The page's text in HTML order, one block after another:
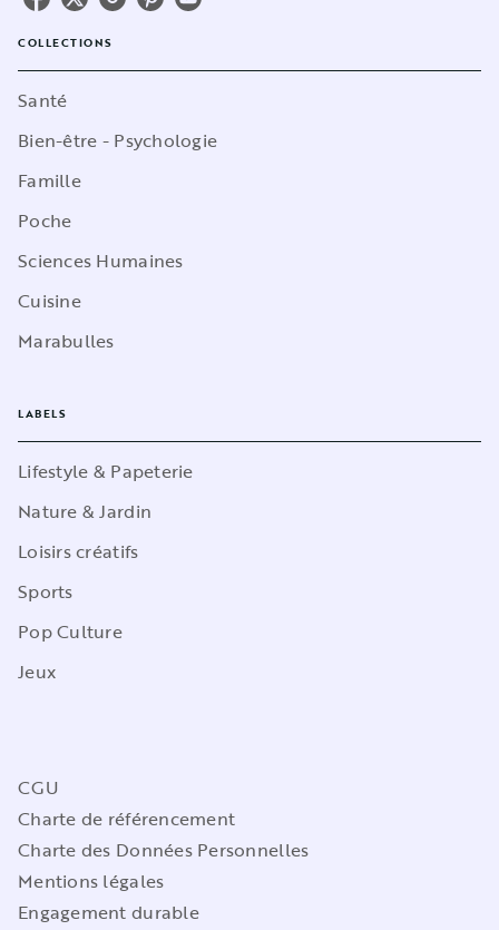
COLLECTIONS
Santé
Bien-être - Psychologie
Famille
Poche
Sciences Humaines
Cuisine
Marabulles
LABELS
Lifestyle & Papeterie
Nature & Jardin
Loisirs créatifs
Sports
Pop Culture
Jeux
CGU
Charte de référencement
Charte des Données Personnelles
Mentions légales
Engagement durable